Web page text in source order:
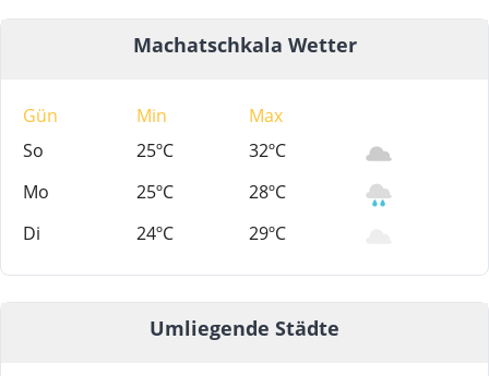
Machatschkala Wetter
Gün Min
Max
So
25ºC
32ºC
Mo
25ºC
28ºC
Di
24ºC 29ºC
Umliegende Städte